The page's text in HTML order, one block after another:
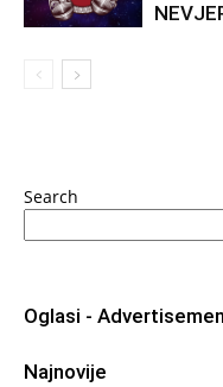
Search
Oglasi -
Najnovije